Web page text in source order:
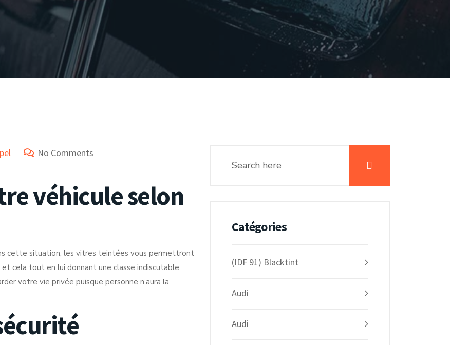
No Comments
véhicule selon
cette situation, les vitres teintées vous permettront
cela tout en lui donnant une classe indiscutable.
votre vie privée puisque personne n’aura la
Catégories
(IDF 91) Blacktint
Audi
Audi